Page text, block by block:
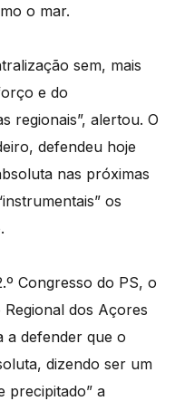
o mar.
sem, mais
e do
regionais”, alertou. O
defendeu hoje
nas próximas
os
Congresso do PS, o
dos Açores
a defender que o
dizendo ser um
precipitado” a